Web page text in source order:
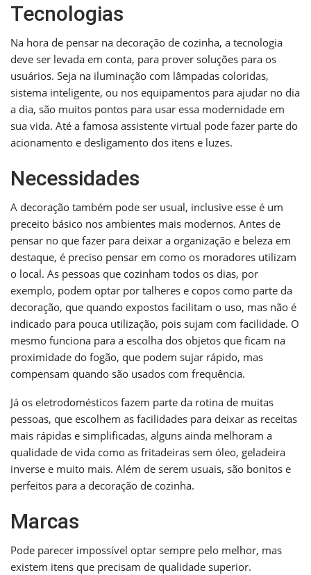
Tecnologias
Na hora de pensar na decoração de cozinha, a tecnologia
deve ser levada em conta, para prover soluções para os
usuários. Seja na iluminação com lâmpadas coloridas,
sistema inteligente, ou nos equipamentos para ajudar no dia
a dia, são muitos pontos para usar essa modernidade em
sua vida. Até a famosa assistente virtual pode fazer parte do
acionamento e desligamento dos itens e luzes.
Necessidades
A decoração também pode ser usual, inclusive esse é um
preceito básico nos ambientes mais modernos. Antes de
pensar no que fazer para deixar a organização e beleza em
destaque, é preciso pensar em como os moradores utilizam
o local. As pessoas que cozinham todos os dias, por
exemplo, podem optar por talheres e copos como parte da
decoração, que quando expostos facilitam o uso, mas não é
indicado para pouca utilização, pois sujam com facilidade. O
mesmo funciona para a escolha dos objetos que ficam na
proximidade do fogão, que podem sujar rápido, mas
compensam quando são usados com frequência.
Já os eletrodomésticos fazem parte da rotina de muitas
pessoas, que escolhem as facilidades para deixar as receitas
mais rápidas e simplificadas, alguns ainda melhoram a
qualidade de vida como as fritadeiras sem óleo, geladeira
inverse e muito mais. Além de serem usuais, são bonitos e
perfeitos para a decoração de cozinha.
Marcas
Pode parecer impossível optar sempre pelo melhor, mas
existem itens que precisam de qualidade superior.